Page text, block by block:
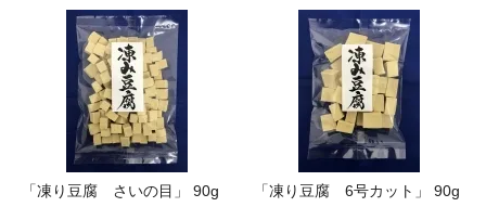
「凍り豆腐 さいの目」 90g
「凍り豆腐 6号カット」 90g